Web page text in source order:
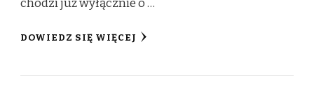
chodzi już wyłącznie o …
DOWIEDZ SIĘ WIĘCEJ